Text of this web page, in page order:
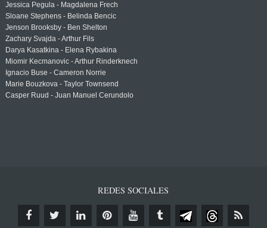
Jessica Pegula - Magdalena Frech
Sloane Stephens - Belinda Bencic
Jenson Brooksby - Ben Shelton
Zachary Svajda - Arthur Fils
Darya Kasatkina - Elena Rybakina
Miomir Kecmanovic - Arthur Rinderknech
Ignacio Buse - Cameron Norrie
Marie Bouzkova - Taylor Townsend
Casper Ruud - Juan Manuel Cerundolo
REDES SOCIALES